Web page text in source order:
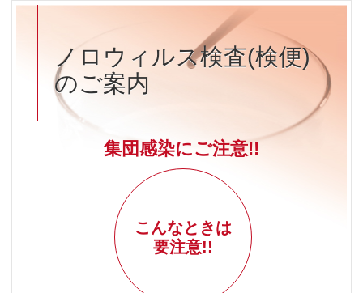
ノロウィルス検査(検便)
のご案内
集団感染にご注意!!
こんなときは
要注意!!